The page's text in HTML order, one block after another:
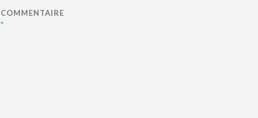
COMMENTAIRE
*